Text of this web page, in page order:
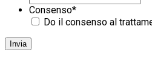
Consenso*
Do il consenso al